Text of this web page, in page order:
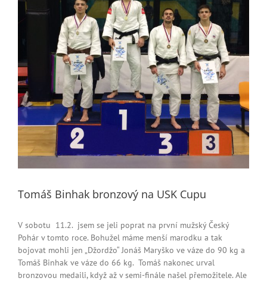
Tomáš Binhak bronzový na USK Cupu
V sobotu 11.2. jsem se jeli poprat na první mužský Český
Pohár v tomto roce. Bohužel máme menší marodku a tak
bojovat mohli jen „Džordžo“ Jonáš Maryško ve váze do 90 kg a
Tomáš Binhak ve váze do 66 kg. Tomáš nakonec urval
bronzovou medaili, když až v semi-finále našel přemožitele. Ale